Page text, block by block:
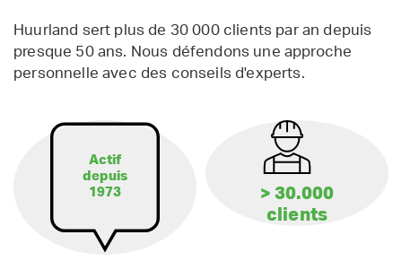
Huurland sert plus de 30 000 clients par an depuis
presque 50 ans. Nous défendons une approche
personnelle avec des conseils d'experts.
Actif
depuis
1973
> 30.000
clients